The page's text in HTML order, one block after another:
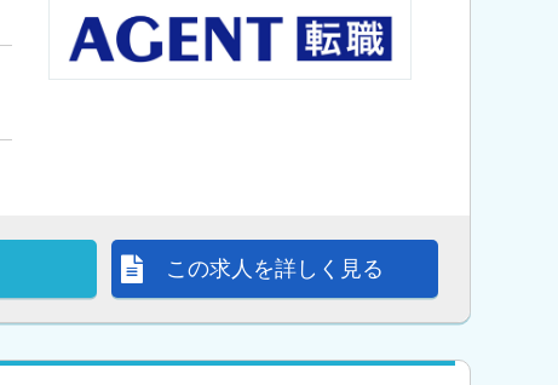
この求人を詳しく見る